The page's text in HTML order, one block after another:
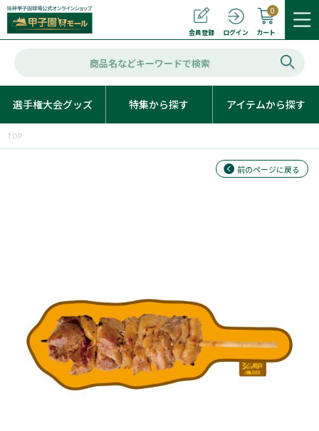
会員登録 ログイン カート
0
選手権大会グッズ 特集から探す アイテムから探す
TOP
前のページに戻る